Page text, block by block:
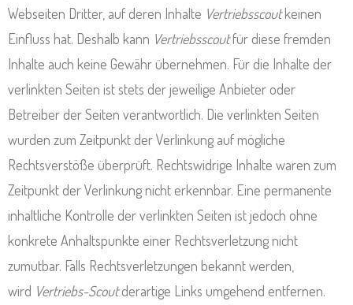
Webseiten Dritter, auf deren Inhalte Vertriebsscoutkeinen
Einfluss hat. Deshalb kann Vertriebsscoutfür diese fremden
Inhalte auch keine Gewähr übernehmen. Für die Inhalte der
verlinkten Seiten ist stets der jeweilige Anbieter oder
Betreiber der Seiten verantwortlich. Die verlinkten Seiten
wurden zum Zeitpunkt der Verlinkung auf mögliche
Rechtsverstöße überprüft. Rechtswidrige Inhalte waren zum
Zeitpunkt der Verlinkung nicht erkennbar. Eine permanente
inhaltliche Kontrolle der verlinkten Seiten ist jedoch ohne
konkrete Anhaltspunkte einer Rechtsverletzung nicht
zumutbar. Falls Rechtsverletzungen bekannt werden,
wird Vertriebs-Scoutderartige Links umgehend entfernen.